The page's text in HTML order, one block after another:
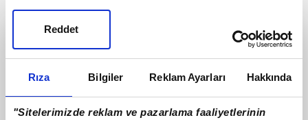
Rıza Bilgiler Reklam Ayarları Hakkında
"Sitelerimizde reklam ve pazarlama faaliyetlerinin
Reddet
Salah'a İstanbul'da coşkulu karşılama!
İşte o anlar